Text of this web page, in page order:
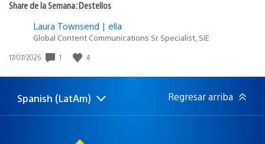
Share de la Semana: Destellos
Laura Townsend | ella
Global Content Communications Sr. Specialist, SIE
Fecha
publicación:
17/07/2026 1 4
Elige
una
Región
actual:
Spanish (LatAm) Regresar arriba